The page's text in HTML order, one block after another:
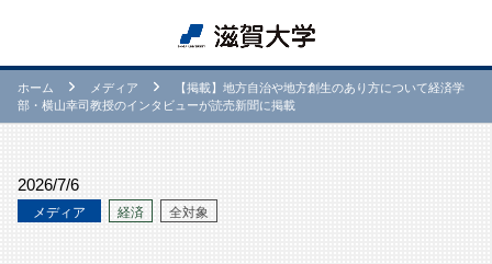
ホーム メディア
【掲載】地方自治や地方創生のあり方について経済学
部・横山幸司教授のインタビューが読売新聞に掲載
2026/7/6
メディア 経済 全対象